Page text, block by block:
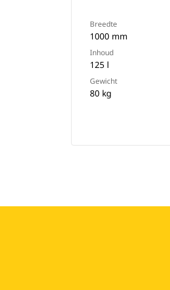
Breedte
1000 mm
Inhoud
125 l
Gewicht
80 kg